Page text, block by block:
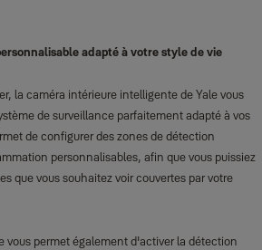
adapté à votre style de vie
la caméra intérieure intelligente de Yale vous
de surveillance parfaitement adapté à vos
de configurer des zones de détection
personnalisables, afin que vous puissiez
que vous souhaitez voir couvertes par votre
vous permet également d'activer la détection